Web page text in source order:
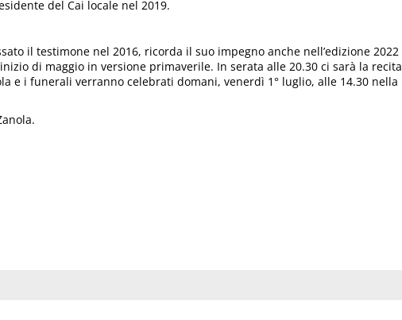
del Cai locale nel 2019.
il testimone nel 2016, ricorda il suo impegno anche nell’edizione 2022
di maggio in versione primaverile. In serata alle 20.30 ci sarà la recita
e i funerali verranno celebrati domani, venerdì 1° luglio, alle 14.30 nella